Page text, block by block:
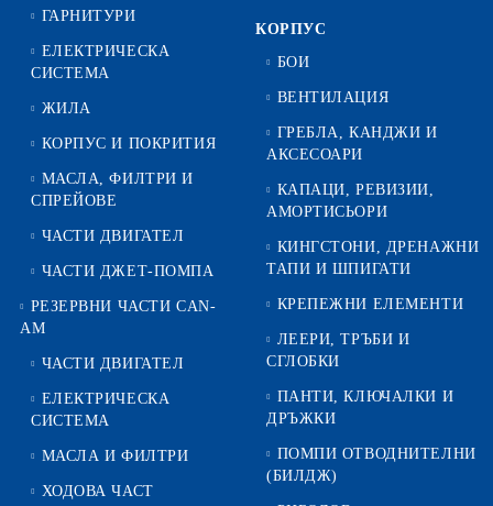
ГАРНИТУРИ
ЕЛЕКТРИЧЕСКА
СИСТЕМА
ЖИЛА
КОРПУС И ПОКРИТИЯ
МАСЛА, ФИЛТРИ И
СПРЕЙОВЕ
ЧАСТИ ДВИГАТЕЛ
ЧАСТИ ДЖЕТ-ПОМПА
РЕЗЕРВНИ ЧАСТИ CAN-
AM
ЧАСТИ ДВИГАТЕЛ
ЕЛЕКТРИЧЕСКА
СИСТЕМА
МАСЛА И ФИЛТРИ
ХОДОВА ЧАСТ
КОРПУС
БОИ
ВЕНТИЛАЦИЯ
ГРЕБЛА, КАНДЖИ И
АКСЕСОАРИ
КАПАЦИ, РЕВИЗИИ,
АМОРТИСЬОРИ
КИНГСТОНИ, ДРЕНАЖНИ
ТАПИ И ШПИГАТИ
КРЕПЕЖНИ ЕЛЕМЕНТИ
ЛЕЕРИ, ТРЪБИ И
СГЛОБКИ
ПАНТИ, КЛЮЧАЛКИ И
ДРЪЖКИ
ПОМПИ ОТВОДНИТЕЛНИ
(БИЛДЖ)